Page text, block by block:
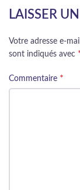
LAISSER
Votre adresse e-
sont indiqués avec
Commentaire *